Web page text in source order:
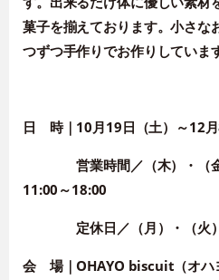
菓子を揃えております。小さな
つずつ手作りでお作りしていま
日 時｜ 10月19日 （土） ～12
営業時間／ （木） ・ （
11:00～18:00
定休日／ （月）・ （火）
会 場｜OHAYO biscuit （オハ